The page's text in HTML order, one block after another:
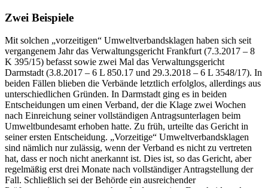
Zwei Beispiele
Mit solchen „vorzeitigen“ Umweltverbandsklagen haben sich seit
vergangenem Jahr das Verwaltungsgericht Frankfurt (7.3.2017 – 8
K 395/15) befasst sowie zwei Mal das Verwaltungsgericht
Darmstadt (3.8.2017 – 6 L 850.17 und 29.3.2018 – 6 L 3548/17). In
beiden Fällen blieben die Verbände letztlich erfolglos, allerdings aus
unterschiedlichen Gründen. In Darmstadt ging es in beiden
Entscheidungen um einen Verband, der die Klage zwei Wochen
nach Einreichung seiner vollständigen Antragsunterlagen beim
Umweltbundesamt erhoben hatte. Zu früh, urteilte das Gericht in
seiner ersten Entscheidung. „Vorzeitige“ Umweltverbandsklagen
sind nämlich nur zulässig, wenn der Verband es nicht zu vertreten
hat, dass er noch nicht anerkannt ist. Dies ist, so das Gericht, aber
regelmäßig erst drei Monate nach vollständiger Antragstellung der
Fall. Schließlich sei der Behörde ein ausreichender